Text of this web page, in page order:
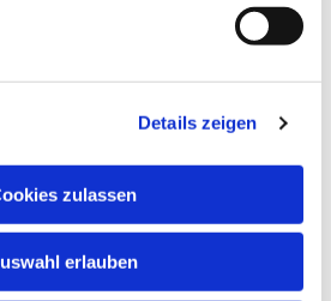
Details zeigen
zulassen
erlauben